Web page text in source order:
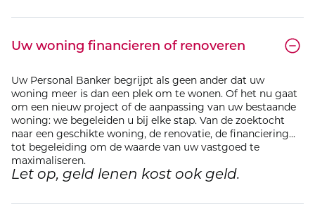
Uw woning financieren of renoveren
Uw Personal Banker begrijpt als geen ander dat uw
woning meer is dan een plek om te wonen. Of het nu gaat
om een nieuw project of de aanpassing van uw bestaande
woning: we begeleiden u bij elke stap. Van de zoektocht
naar een geschikte woning, de renovatie, de financiering...
tot begeleiding om de waarde van uw vastgoed te
maximaliseren.
Let op, geld lenen kost ook geld.